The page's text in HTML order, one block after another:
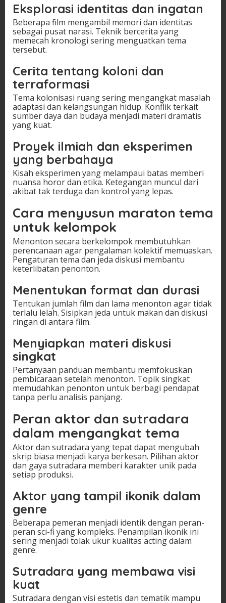
Eksplorasi identitas dan ingatan
Beberapa film mengambil memori dan identitas
sebagai pusat narasi. Teknik bercerita yang
memecah kronologi sering menguatkan tema
tersebut.
Cerita tentang koloni dan
terraformasi
Tema kolonisasi ruang sering mengangkat masalah
adaptasi dan kelangsungan hidup. Konflik terkait
sumber daya dan budaya menjadi materi dramatis
yang kuat.
Proyek ilmiah dan eksperimen
yang berbahaya
Kisah eksperimen yang melampaui batas memberi
nuansa horor dan etika. Ketegangan muncul dari
akibat tak terduga dan kontrol yang lepas.
Cara menyusun maraton tema
untuk kelompok
Menonton secara berkelompok membutuhkan
perencanaan agar pengalaman kolektif memuaskan.
Pengaturan tema dan jeda diskusi membantu
keterlibatan penonton.
Menentukan format dan durasi
Tentukan jumlah film dan lama menonton agar tidak
terlalu lelah. Sisipkan jeda untuk makan dan diskusi
ringan di antara film.
Menyiapkan materi diskusi
singkat
Pertanyaan panduan membantu memfokuskan
pembicaraan setelah menonton. Topik singkat
memudahkan penonton untuk berbagi pendapat
tanpa perlu analisis panjang.
Peran aktor dan sutradara
dalam mengangkat tema
Aktor dan sutradara yang tepat dapat mengubah
skrip biasa menjadi karya berkesan. Pilihan aktor
dan gaya sutradara memberi karakter unik pada
setiap produksi.
Aktor yang tampil ikonik dalam
genre
Beberapa pemeran menjadi identik dengan peran-
peran sci-fi yang kompleks. Penampilan ikonik ini
sering menjadi tolak ukur kualitas acting dalam
genre.
Sutradara yang membawa visi
kuat
Sutradara dengan visi estetis dan tematik mampu